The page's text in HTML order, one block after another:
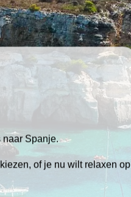
Spanje.
of je nu wilt relaxen op